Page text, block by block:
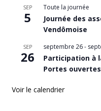
SEP
5
Toute la journée
Journée des
Vendômoise
SEP
26
septembre 26-
Participation à
Portes ouvertes
Voir le calendrier